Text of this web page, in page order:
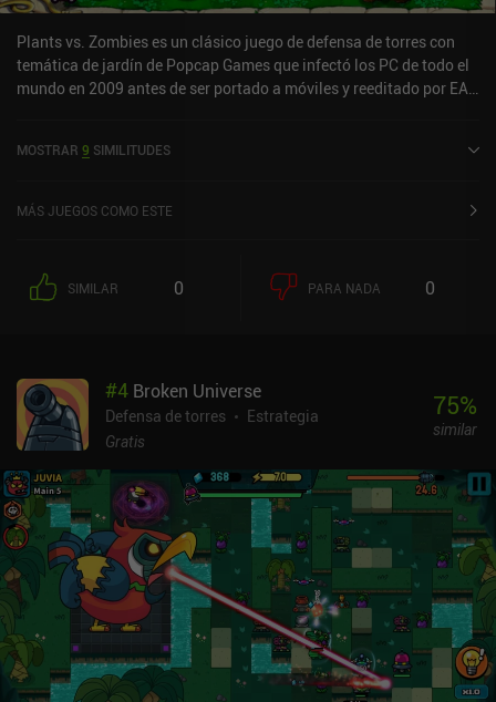
Plants vs. Zombies es un clásico juego de defensa de torres con
temática de jardín de Popcap Games que infectó los PC de todo el
mundo en 2009 antes de ser portado a móviles y reeditado por EA.
Zombis que tienen habilidades defensivas únicas. Tratando de
a través de nuestro jardín, y nuestro trabajo consiste en
el juego cuenta con varios minijuegos divertidos a los que
podemos jugar de vez en cuando, como los bolos zombis, golpear
una reminiscencia de los primeros tiempos de los controles
táctiles y la integración de anuncios en los juegos para móviles, lo
que se traduce en tiempos de carga atroces, botones de menú
cuando empieza o acaba un anuncio.Plants vs. Zombies se
monetiza mediante anuncios incentivados para obtener
recompensas y anuncios forzados que suelen reproducirse antes y
después de los niveles. Los anuncios son largos y algunos tienen
varias ventanas que cerrar, pero afortunadamente todos se pueden
desactivar mediante un simple iAP de 2,99 $. No hay muchos
juegos como Plants vs. Zombies, y sin duda es una forma divertida
de pasar el tiempo si te gustan los juegos casuales de defensa de
torres... al menos hasta que los anuncios se vuelvan demasiado
molestos.
MOSTRAR 9 SIMILITUDES
MÁS JUEGOS COMO ESTE
SIMILAR 0 PARA NADA 0
#4 Broken Universe
Defensa de torres
Estrategia
Gratis
75%
similar